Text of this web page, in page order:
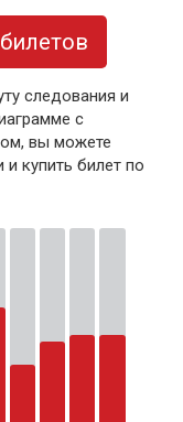
следования и
с
вы можете
купить билет по